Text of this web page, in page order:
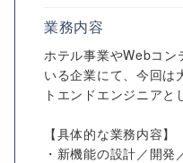
業務内容
ホテル事業やWebコン
いる企業にて、今回は
トエンドエンジニアと
【具体的な業務内容】
・新機能の設計／開発